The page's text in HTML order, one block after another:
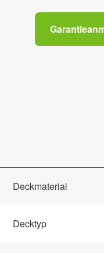
Deckmaterial
Decktyp